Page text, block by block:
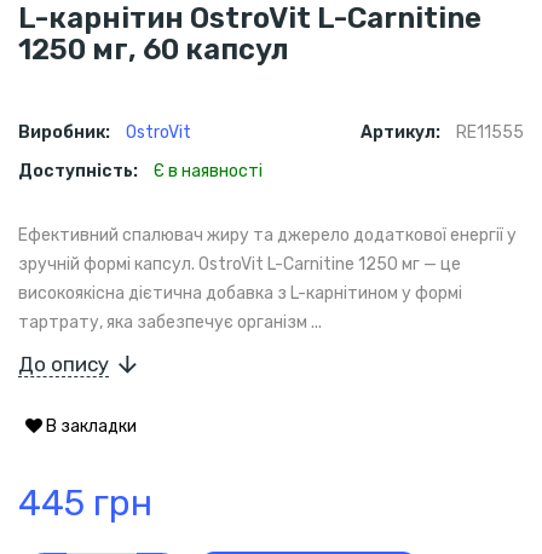
L-карнітин OstroVit L-Carnitine
1250 мг, 60 капсул
Виробник: OstroVit Артикул:
RE11555
Доступність:
Є в наявності
Ефективний спалювач жиру та джерело додаткової енергії у
зручній формі капсул. OstroVit L-Carnitine 1250 мг — це
високоякісна дієтична добавка з L-карнітином у формі
тартрату, яка забезпечує організм ...
До опису
В закладки
445 грн